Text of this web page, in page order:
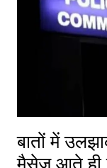
बातों में
मैसेज आते ही